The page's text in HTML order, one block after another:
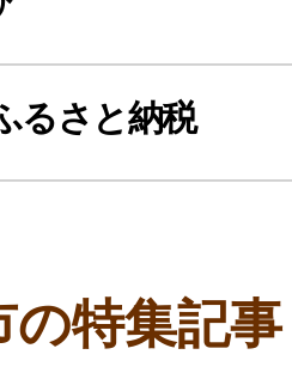
徹底比較
版
るさと納税
の特集記事